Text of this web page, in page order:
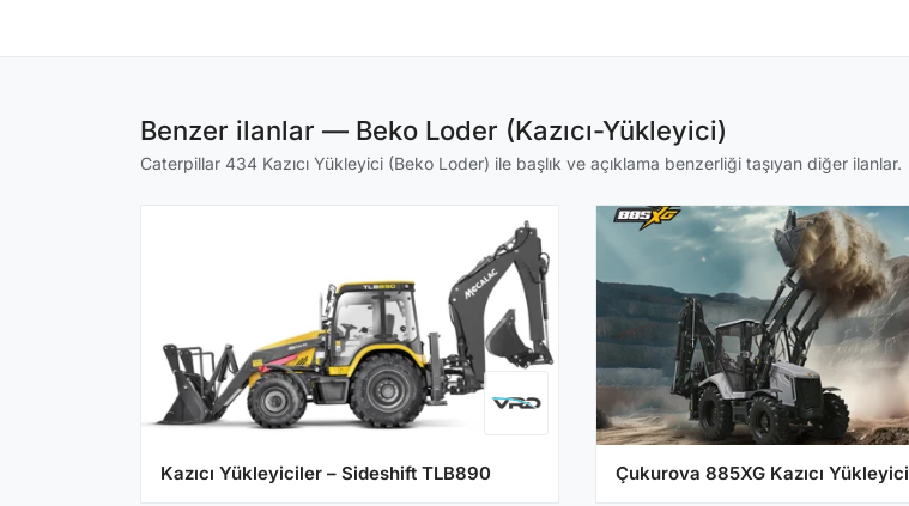
Benzer ilanlar — Beko Loder (Kazıcı-Yükleyici)
Caterpillar 434 Kazıcı Yükleyici (Beko Loder) ile başlık ve açıklama benzerliği taşıyan diğer ilanlar.
Kazıcı Yükleyiciler – Sideshift TLB890 Çukurova 885XG Kazıcı Yükleyici